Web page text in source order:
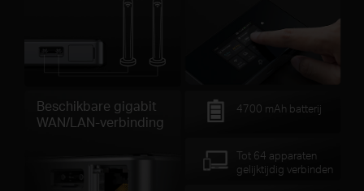
Beschikbare gigabit
WAN/LAN-verbinding
4700 mAh batterij
Tot 64 apparaten
gelijktijdig verbinden